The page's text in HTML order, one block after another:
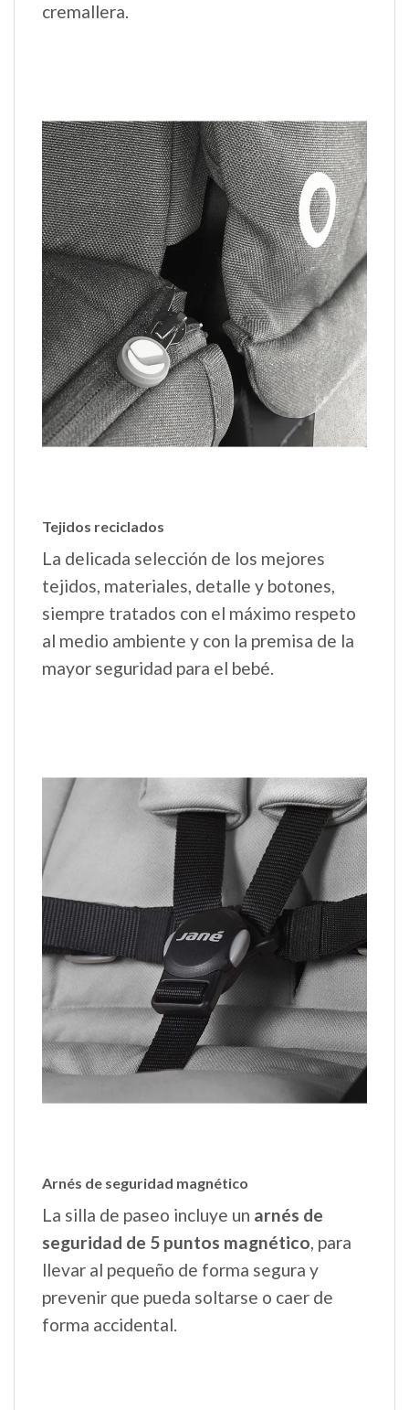
cremallera.
Tejidos reciclados
La delicada selección de los mejores
tejidos, materiales, detalle y botones,
siempre tratados con el máximo respeto
al medio ambiente y con la premisa de la
mayor seguridad para el bebé.
Arnés de seguridad magnético
La silla de paseo incluye un arnés de
seguridad de 5 puntos magnético, para
llevar al pequeño de forma segura y
prevenir que pueda soltarse o caer de
forma accidental.